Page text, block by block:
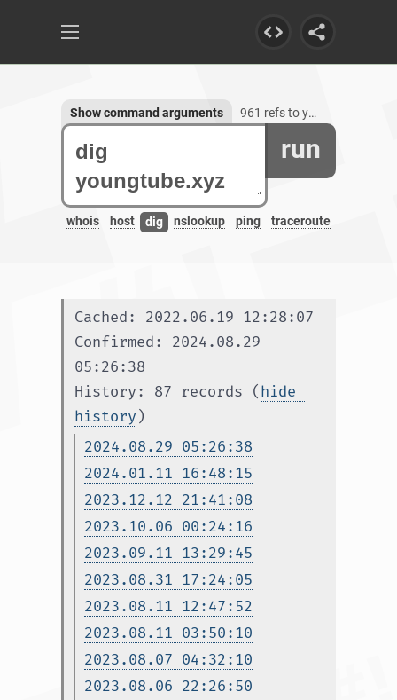
run
whois host dig nslookup ping traceroute
Show command arguments 961 refs to youngtube.xyz
Cached: 2022.06.19 12:28:07
Confirmed: 2024.08.29
05:26:38
History: 87 records (hide
history )
2024.08.29 05:26:38
2024.01.11 16:48:15
2023.12.12 21:41:08
2023.10.06 00:24:16
2023.09.11 13:29:45
2023.08.31 17:24:05
2023.08.11 12:47:52
2023.08.11 03:50:10
2023.08.07 04:32:10
2023.08.06 22:26:50